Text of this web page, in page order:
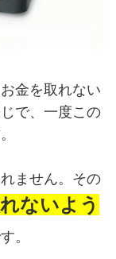
金を取れない
で、一度この
ません。その
ないよう
。